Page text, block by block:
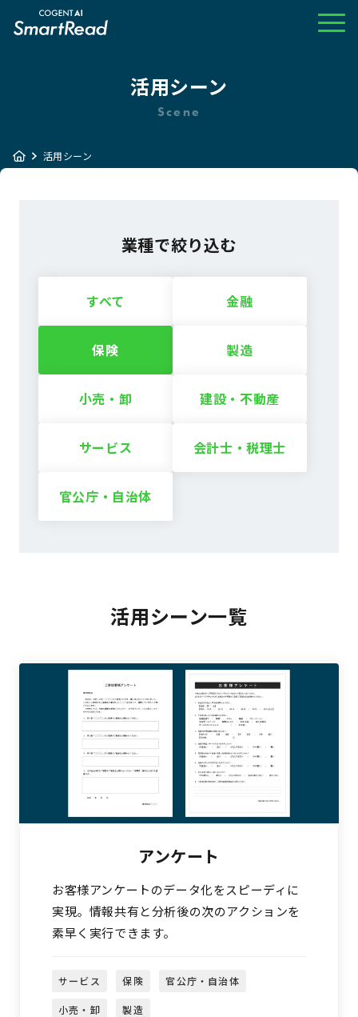
活用シーン
Scene
活用シーン
業種で絞り込む
すべて 金融
保険 製造
小売・卸 建設・不動産
サービス 会計士・税理士
官公庁・自治体
活用シーン一覧
アンケート
お客様アンケートのデータ化をスピーディに
実現。情報共有と分析後の次のアクションを
素早く実行できます。
サービス 保険 官公庁・自治体
小売・卸 製造